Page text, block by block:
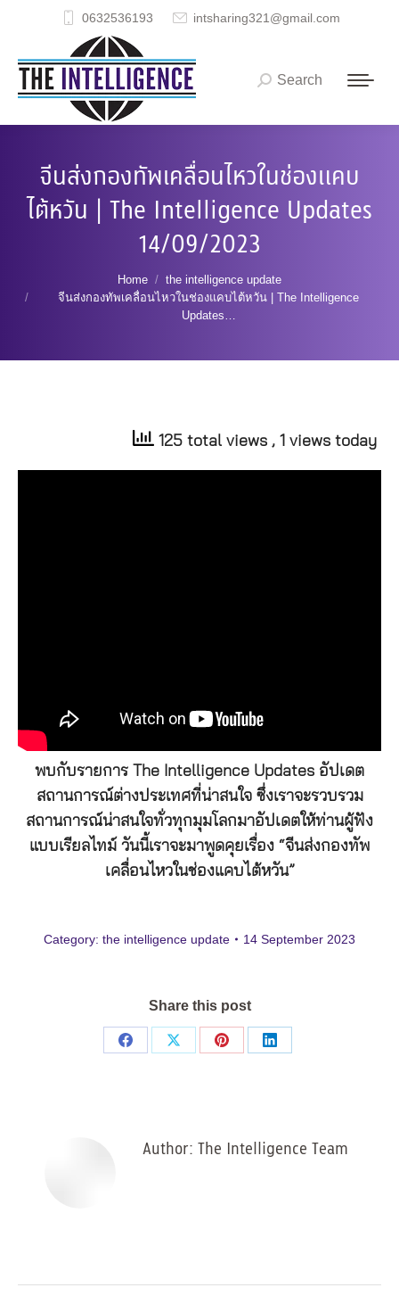
0632536193 intsharing321@gmail.com
Search:
Search
จีนส่งกองทัพเคลื่อนไหวในช่องแคบ
ไต้หวัน | The Intelligence Updates
14/09/2023
Home
the intelligence update
จีนส่งกองทัพเคลื่อนไหวในช่องแคบไต้หวัน | The Intelligence
Updates…
125 total views , 1 views today
พบกับรายการ The Intelligence Updates อัปเดต
สถานการณ์ต่างประเทศที่น่าสนใจ ซึ่งเราจะรวบรวม
สถานการณ์น่าสนใจทั่วทุกมุมโลกมาอัปเดตให้ท่านผู้ฟัง
แบบเรียลไทม์ วันนี้เราจะมาพูดคุยเรื่อง “จีนส่งกองทัพ
เคลื่อนไหวในช่องแคบไต้หวัน”
Category: the intelligence update 14 September 2023
Share this post
Share
Share
Share
Share
Author: The Intelligence Team